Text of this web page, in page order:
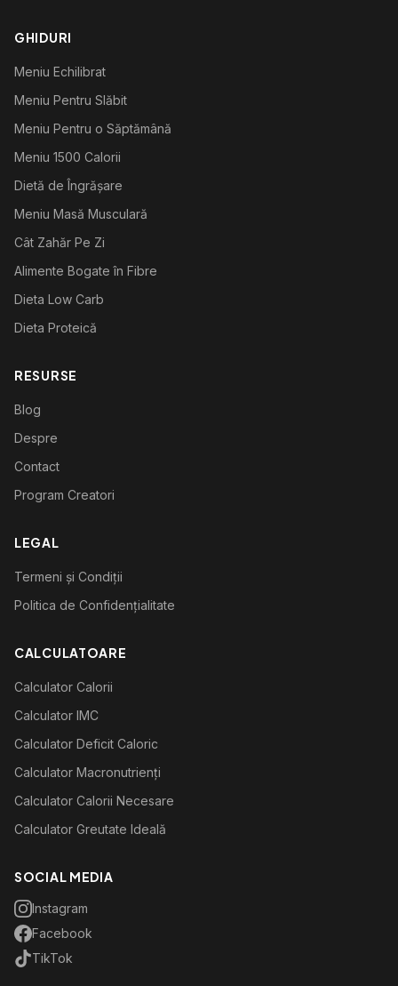
GHIDURI
Meniu Echilibrat
Meniu Pentru Slăbit
Meniu Pentru o Săptămână
Meniu 1500 Calorii
Dietă de Îngrășare
Meniu Masă Musculară
Cât Zahăr Pe Zi
Alimente Bogate în Fibre
Dieta Low Carb
Dieta Proteică
RESURSE
Blog
Despre
Contact
Program Creatori
LEGAL
Termeni și Condiții
Politica de Confidențialitate
CALCULATOARE
Calculator Calorii
Calculator IMC
Calculator Deficit Caloric
Calculator Macronutrienți
Calculator Calorii Necesare
Calculator Greutate Ideală
SOCIAL MEDIA
Instagram
Facebook
TikTok